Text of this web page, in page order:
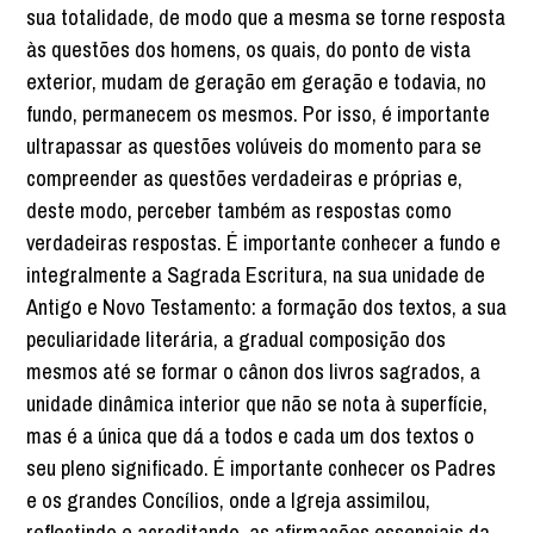
sua totalidade, de modo que a mesma se torne resposta
às questões dos homens, os quais, do ponto de vista
exterior, mudam de geração em geração e todavia, no
fundo, permanecem os mesmos. Por isso, é importante
ultrapassar as questões volúveis do momento para se
compreender as questões verdadeiras e próprias e,
deste modo, perceber também as respostas como
verdadeiras respostas. É importante conhecer a fundo e
integralmente a Sagrada Escritura, na sua unidade de
Antigo e Novo Testamento: a formação dos textos, a sua
peculiaridade literária, a gradual composição dos
mesmos até se formar o cânon dos livros sagrados, a
unidade dinâmica interior que não se nota à superfície,
mas é a única que dá a todos e cada um dos textos o
seu pleno significado. É importante conhecer os Padres
e os grandes Concílios, onde a Igreja assimilou,